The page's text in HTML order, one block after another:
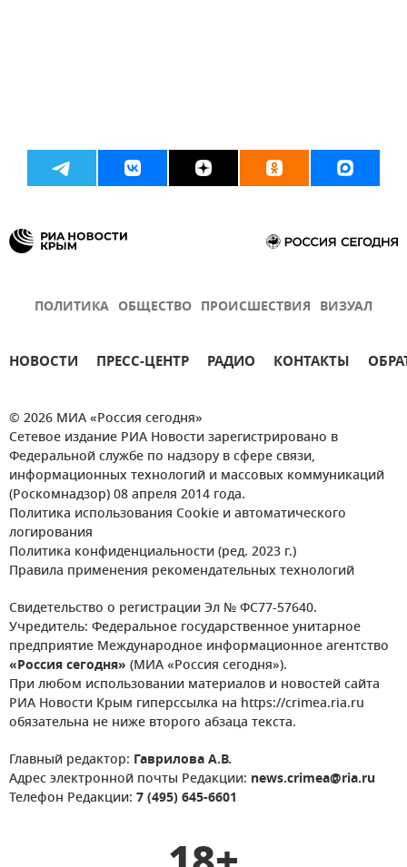
ПОЛИТИКА ОБЩЕСТВО ПРОИСШЕСТВИЯ ВИЗУАЛ
НОВОСТИ ПРЕСС-ЦЕНТР РАДИО КОНТАКТЫ
© 2026 МИА «Россия сегодня»
Сетевое издание РИА Новости зарегистрировано в
Федеральной службе по надзору в сфере связи,
информационных технологий и массовых коммуникаций
(Роскомнадзор) 08 апреля 2014 года.
Политика использования Cookie и автоматического
логирования
Политика конфиденциальности (ред. 2023 г.)
Правила применения рекомендательных технологий
Свидетельство о регистрации Эл № ФС77-57640.
Учредитель: Федеральное государственное унитарное
предприятие Международное информационное агентство
«Россия сегодня» (МИА «Россия сегодня»).
При любом использовании материалов и новостей сайта
РИА Новости Крым гиперссылка на https://crimea.ria.ru
обязательна не ниже второго абзаца текста.
Главный редактор: Гаврилова А.В.
Адрес электронной почты Редакции: news.crimea@ria.ru
Телефон Редакции: 7 (495) 645-6601